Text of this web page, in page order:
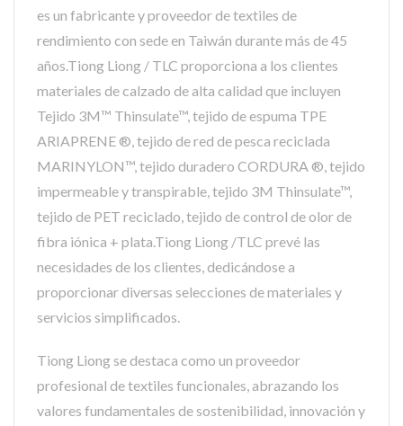
es un fabricante y proveedor de textiles de
rendimiento con sede en Taiwán durante más de 45
años.Tiong Liong / TLC proporciona a los clientes
materiales de calzado de alta calidad que incluyen
Tejido 3M™ Thinsulate™, tejido de espuma TPE
ARIAPRENE ®, tejido de red de pesca reciclada
MARINYLON™, tejido duradero CORDURA ®, tejido
impermeable y transpirable, tejido 3M Thinsulate™,
tejido de PET reciclado, tejido de control de olor de
fibra iónica + plata.Tiong Liong /TLC prevé las
necesidades de los clientes, dedicándose a
proporcionar diversas selecciones de materiales y
servicios simplificados.
Tiong Liong se destaca como un proveedor
profesional de textiles funcionales, abrazando los
valores fundamentales de sostenibilidad, innovación y